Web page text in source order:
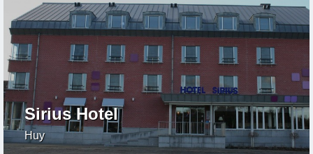
Sirius Hotel
Huy